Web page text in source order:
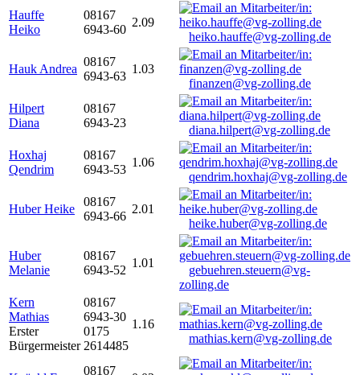
Hauffe
Heiko
08167
6943-60
2.09
heiko.hauffe@vg-zolling.de
Hauk Andrea
08167
6943-63
1.03
finanzen@vg-zolling.de
Hilpert
Diana
08167
6943-23
diana.hilpert@vg-zolling.de
Hoxhaj
Qendrim
08167
6943-53
1.06
qendrim.hoxhaj@vg-zolling.de
Huber Heike
08167
6943-66
2.01
heike.huber@vg-zolling.de
Huber
Melanie
08167
6943-52
1.01
gebuehren.steuern@vg-
zolling.de
Kern
Mathias
Erster
Bürgermeister
08167
6943-30
0175
2614485
1.16
mathias.kern@vg-zolling.de
08167